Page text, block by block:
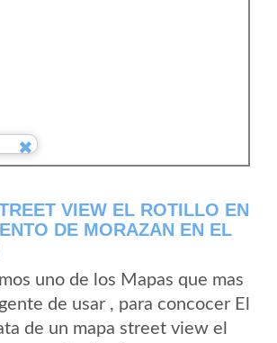
VIEW EL ROTILLO EN
DE MORAZAN EN EL
uno de los Mapas que mas
de usar , para concocer El
de un mapa street view el